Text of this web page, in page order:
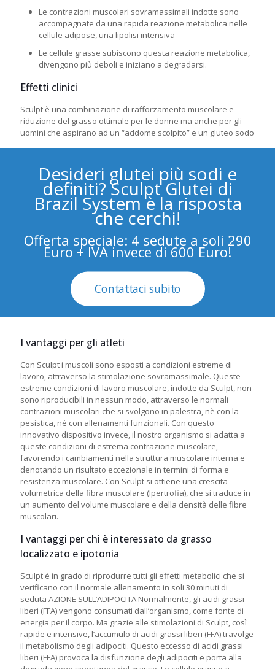
Le contrazioni muscolari sovramassimali indotte sono
accompagnate da una rapida reazione metabolica nelle
cellule adipose, una lipolisi intensiva
Le cellule grasse subiscono questa reazione metabolica,
divengono più deboli e iniziano a degradarsi.
Effetti clinici
Sculpt è una combinazione di rafforzamento muscolare e
riduzione del grasso ottimale per le donne ma anche per gli
uomini che aspirano ad un “addome scolpito” e un gluteo sodo
Desideri glutei più sodi e
definiti? Sculpt Glutei di
Brazil System è la risposta
che cerchi!
Offerta speciale: 4 sedute a soli 290
Euro + IVA invece di 600 Euro!
Contattaci subito
I vantaggi per gli atleti
Con Sculpt i muscoli sono esposti a condizioni estreme di
lavoro, attraverso la stimolazione sovramassimale. Queste
estreme condizioni di lavoro muscolare, indotte da Sculpt, non
sono riproducibili in nessun modo, attraverso le normali
contrazioni muscolari che si svolgono in palestra, nè con la
pesistica, né con allenamenti funzionali. Con questo
innovativo dispositivo invece, il nostro organismo si adatta a
queste condizioni di estrema contrazione muscolare,
favorendo i cambiamenti nella struttura muscolare interna e
denotando un risultato eccezionale in termini di forma e
resistenza muscolare. Con Sculpt si ottiene una crescita
volumetrica della fibra muscolare (Ipertrofia), che si traduce in
un aumento del volume muscolare e della densità delle fibre
muscolari.
I vantaggi per chi è interessato da grasso
localizzato e ipotonia
Sculpt è in grado di riprodurre tutti gli effetti metabolici che si
verificano con il normale allenamento in soli 30 minuti di
seduta AZIONE SULL’ADIPOCITA Normalmente, gli acidi grassi
liberi (FFA) vengono consumati dall’organismo, come fonte di
energia per il corpo. Ma grazie alle stimolazioni di Sculpt, così
rapide e intensive, l’accumulo di acidi grassi liberi (FFA) travolge
il metabolismo degli adipociti. Questo eccesso di acidi grassi
liberi (FFA) provoca la disfunzione degli adipociti e porta alla